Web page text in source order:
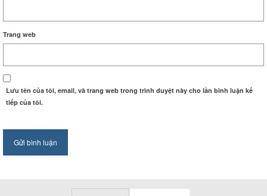
Trang web
Lưu tên của tôi, email, và trang web trong trình duyệt này cho lần bình luận kế
tiếp của tôi.